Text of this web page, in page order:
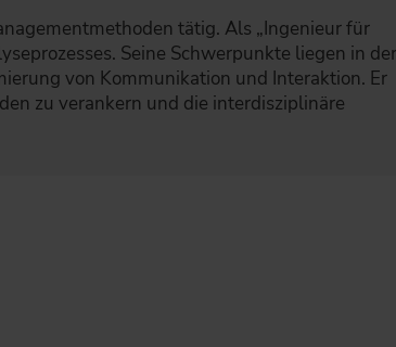
tätig. Als „Ingenieur für
Seine Schwerpunkte liegen in der
von Kommunikation und Interaktion. Er
zu verankern und die interdisziplinäre